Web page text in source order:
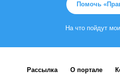
Помочь
На что пойдут
Рассылка О портале